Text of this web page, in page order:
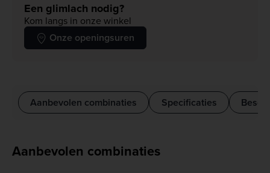
Een glimlach nodig?
Kom langs in onze winkel
Onze openingsuren
Aanbevolen combinaties Specificaties
Aanbevolen combinaties